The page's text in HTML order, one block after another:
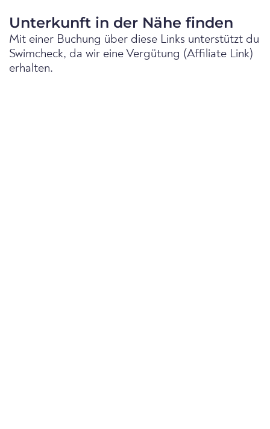
Unterkunft in der Nähe finden
Mit einer Buchung über diese Links unterstützt du
Swimcheck, da wir eine Vergütung (Affiliate Link)
erhalten.